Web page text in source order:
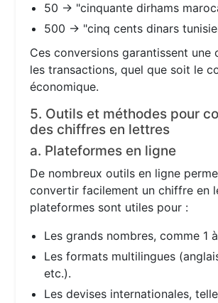
50 → "cinquante dirhams
500 → "cinq cents dinars
Ces conversions garantissent une
les transactions, quel que soit le
économique.
5. Outils et méthodes pour
des chiffres en lettres
a. Plateformes en ligne
De nombreux outils en ligne
convertir facilement un chiffre en
plateformes sont utiles pour :
Les grands nombres, comme 1
Les formats multilingues
etc.).
Les devises internationales,